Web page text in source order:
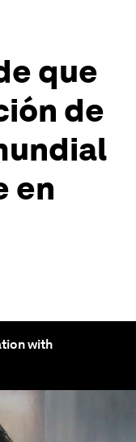
que
de
en
with